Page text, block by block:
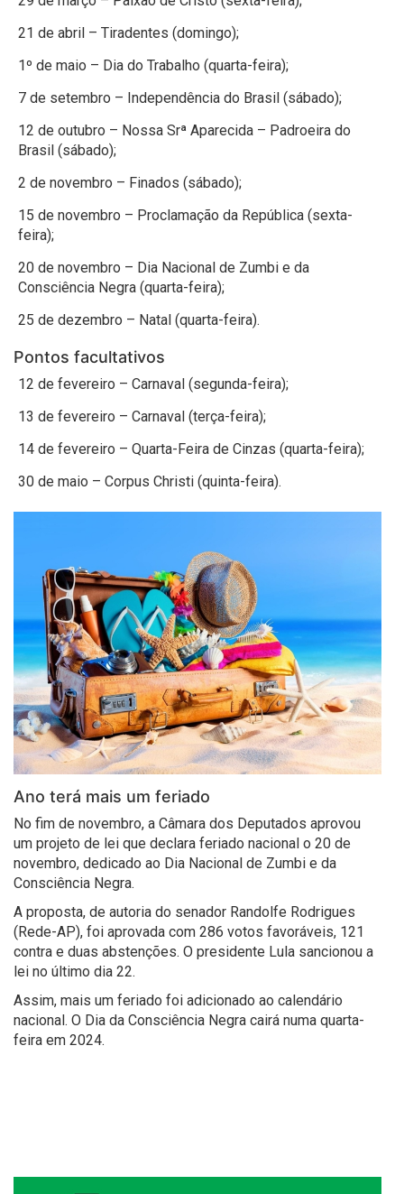
21 de abril – Tiradentes (domingo);
1º de maio – Dia do Trabalho (quarta-feira);
7 de setembro – Independência do Brasil (sábado);
12 de outubro – Nossa Srª Aparecida – Padroeira do
Brasil (sábado);
2 de novembro – Finados (sábado);
15 de novembro – Proclamação da República (sexta-
feira);
20 de novembro – Dia Nacional de Zumbi e da
Consciência Negra (quarta-feira);
25 de dezembro – Natal (quarta-feira).
Pontos facultativos
12 de fevereiro – Carnaval (segunda-feira);
13 de fevereiro – Carnaval (terça-feira);
14 de fevereiro – Quarta-Feira de Cinzas (quarta-feira);
30 de maio – Corpus Christi (quinta-feira).
Ano terá mais um feriado
No fim de novembro, a Câmara dos Deputados aprovou
um projeto de lei que declara feriado nacional o 20 de
novembro, dedicado ao Dia Nacional de Zumbi e da
Consciência Negra.
A proposta, de autoria do senador Randolfe Rodrigues
(Rede-AP), foi aprovada com 286 votos favoráveis, 121
contra e duas abstenções. O presidente Lula sancionou a
lei no último dia 22.
Assim, mais um feriado foi adicionado ao calendário
nacional. O Dia da Consciência Negra cairá numa quarta-
feira em 2024.